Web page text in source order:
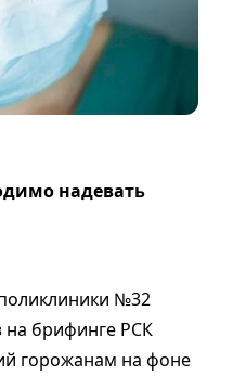
надевать
№32
на брифинге РСК
горожанам на фоне